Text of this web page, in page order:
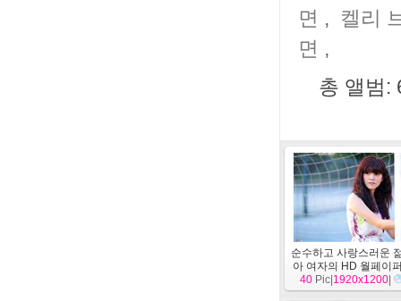
면 , 켈리
면 ,
총 앨범:
순수하고 사랑스러운
아 여자의 HD 월페이
(5)[명]
40 Pic| 1920x1200